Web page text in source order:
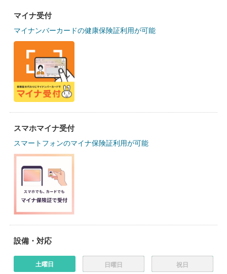
マイナ受付
マイナンバーカードの健康保険証利用が可能
スマホマイナ受付
スマートフォンのマイナ保険証利用が可能
設備・対応
土曜日 日曜日 祝日